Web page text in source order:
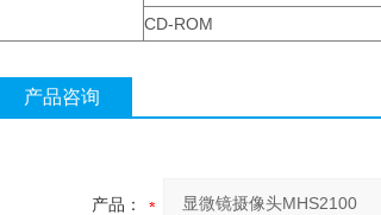
CD-ROM
产品咨询
产品：